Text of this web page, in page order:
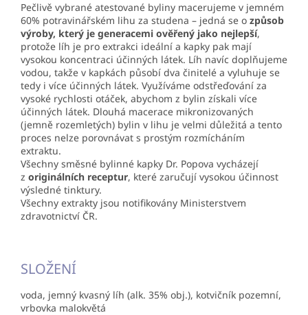
Pečlivě vybrané atestované byliny macerujeme v jemném
60% potravinářském lihu za studena – jedná se o způsob
výroby, který je generacemi ověřený jako nejlepší,
protože líh je pro extrakci ideální a kapky pak mají
vysokou koncentraci účinných látek. Líh navíc doplňujeme
vodou, takže v kapkách působí dva činitelé a vyluhuje se
tedy i více účinných látek. Využíváme odstřeďování za
vysoké rychlosti otáček, abychom z bylin získali více
účinných látek. Dlouhá macerace mikronizovaných
(jemně rozemletých) bylin v lihu je velmi důležitá a tento
proces nelze porovnávat s prostým rozmícháním
extraktu.
Všechny směsné bylinné kapky Dr. Popova vycházejí
z originálních receptur, které zaručují vysokou účinnost
výsledné tinktury.
Všechny extrakty jsou notifikovány Ministerstvem
zdravotnictví ČR.
SLOŽENÍ
voda, jemný kvasný líh (alk. 35% obj.), kotvičník pozemní,
vrbovka malokvětá